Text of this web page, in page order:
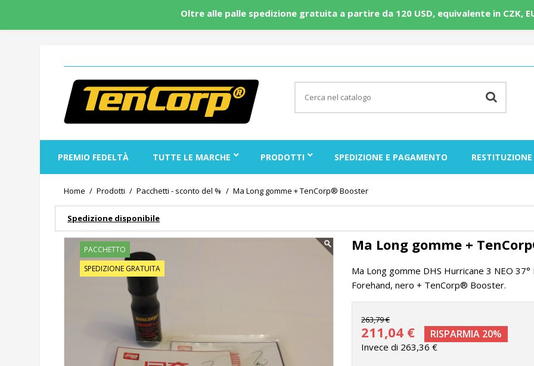
Oltre alle palle spedizione gratuita a partire da 120 USD, equivalente in CZK,
PREMIO FEDELTÀ TUTTE LE MARCHE PRODOTTI SPEDIZIONE E PAGAMENTO
Home Prodotti Pacchetti - sconto del % Ma Long gomme + TenCorp® Booster
Spedizione disponibile
PACCHETTO
SPEDIZIONE GRATUITA
Ma Long gomme +
Ma Long gomme DHS Hurricane 3 NEO
Forehand, nero + TenCorp® Booster.
263,79 €
211,04 € RISPARMIA 20%
Invece di 263,36 €